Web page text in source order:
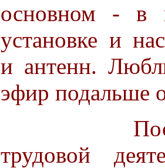
основном - в
установке и
и антенн.
эфир подальше
трудовой